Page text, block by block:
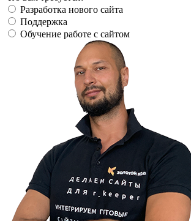
Разработка нового сайта
Поддержка
Обучение работе с сайтом